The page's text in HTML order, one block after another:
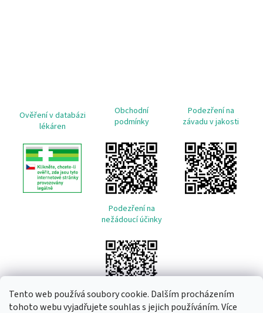
Tento web používá soubory cookie. Dalším procházením
tohoto webu vyjadřujete souhlas s jejich používáním. Více
Ověření v databázi
lékáren
Obchodní
podmínky
Podezření na
závadu v jakosti
Podezření na
nežádoucí účinky